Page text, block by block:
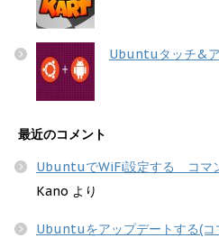
Ubuntuタッチ&
最近のコメント
UbuntuでWiFi設定する コマ
Kano より
Ubuntuをアップデートする(